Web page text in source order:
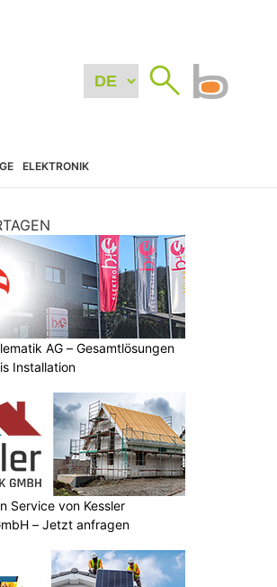
ELEKTRONIK
AG – Gesamtlösungen
Installation
Service von Kessler
– Jetzt anfragen